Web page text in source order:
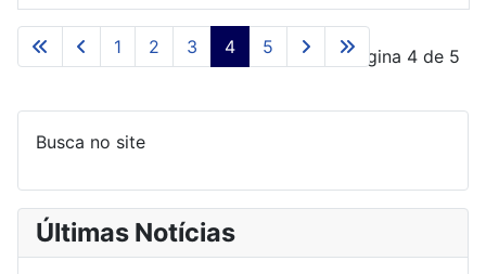
Artigos
Página 4 de 5
1 2 3 4 5
Busca no site
Últimas Notícias